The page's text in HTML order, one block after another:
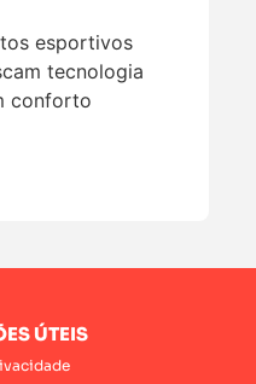
esportivos
tecnologia
conforto
ÚTEIS